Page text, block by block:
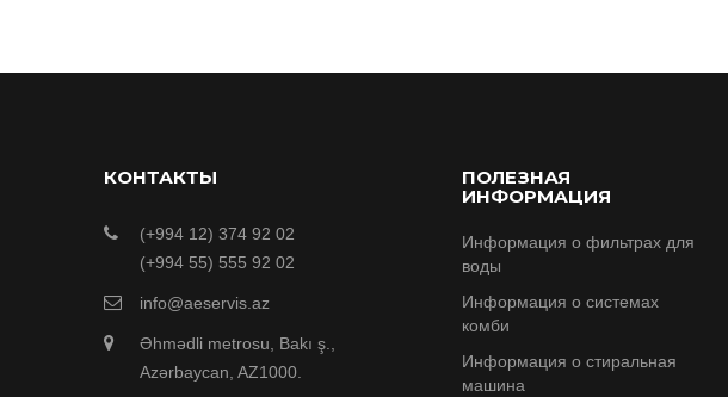
КОНТАКТЫ
(+994 12) 374 92 02
(+994 55) 555 92 02
info@aeservis.az
Əhmədli metrosu, Bakı ş.,
Azərbaycan, AZ1000.
ПОЛЕЗНАЯ
ИНФОРМАЦИЯ
Информация о фильтрах для
воды
Информация о системах
комби
Информация о стиральная
машина